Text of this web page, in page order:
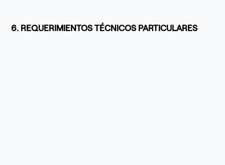
6. REQUERIMIENTOS TÉCNICOS PARTICULARES